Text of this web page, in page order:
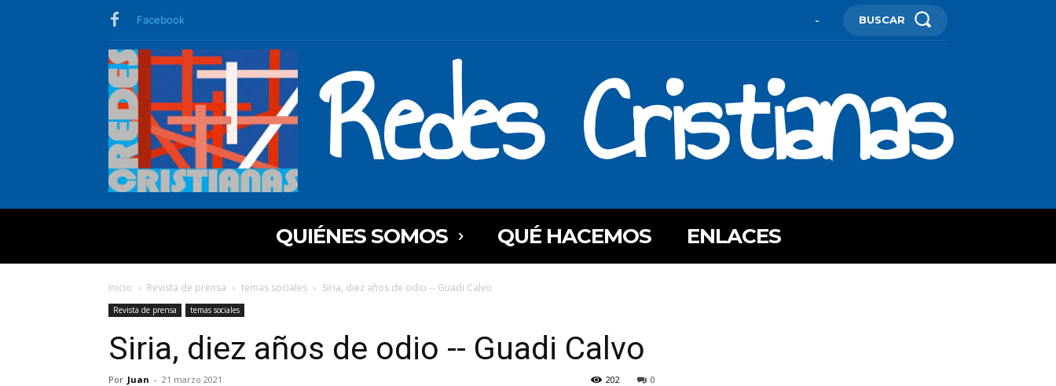
Facebook - BUSCAR
Redes Cristianas
QUIÉNES SOMOS QUÉ HACEMOS ENLACES
Inicio Revista de prensa temas sociales Siria, diez años de odio -- Guadi Calvo
Revista de prensa temas sociales
Siria, diez años de odio -- Guadi Calvo
Por Juan - 21 marzo 2021 0
202